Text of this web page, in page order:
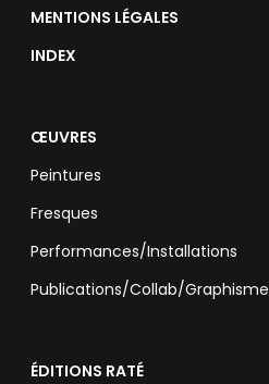
MENTIONS LÉGALES
INDEX
ŒUVRES
Peintures
Fresques
Performances/Installations
Publications/Collab/Graphisme
ÉDITIONS RATÉ